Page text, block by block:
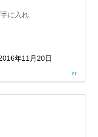
に入れ
年11月20日